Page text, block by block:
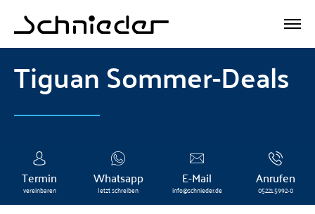
Tiguan Sommer-Deals
Termin
vereinbaren
Whatsapp
Jetzt schreiben
E-Mail
info@schnieder.de
Anrufen
05221.5992-0